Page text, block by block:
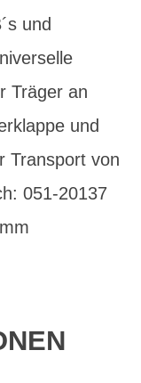
und
Träger an
und
Transport von
051-20137